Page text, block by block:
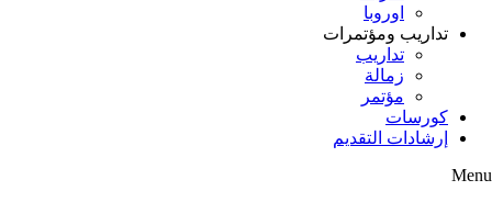
اوروبا
تداريب ومؤتمرات
تداريب
زمالة
مؤتمر
كورسات
إرشادات التقديم
Menu